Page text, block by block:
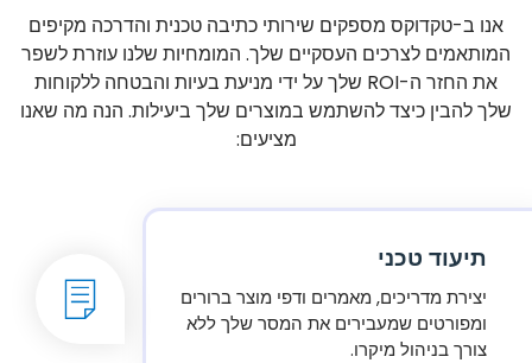
אנו ב-טקדוקס מספקים שירותי כתיבה טכנית והדרכה מקיפים
המותאמים לצרכים העסקיים שלך. המומחיות שלנו עוזרת לשפר
את החזר ה-ROI שלך על ידי מניעת בעיות והבטחה ללקוחות
שלך להבין כיצד להשתמש במוצרים שלך ביעילות. הנה מה שאנו
מציעים:
תיעוד טכני
יצירת מדריכים, מאמרים ודפי מוצר ברורים
ומפורטים שמעבירים את המסר שלך ללא
צורך בניהול מיקרו.